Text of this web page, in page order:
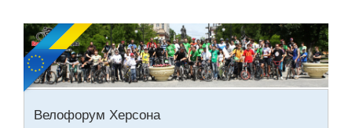
Велофорум Херсона